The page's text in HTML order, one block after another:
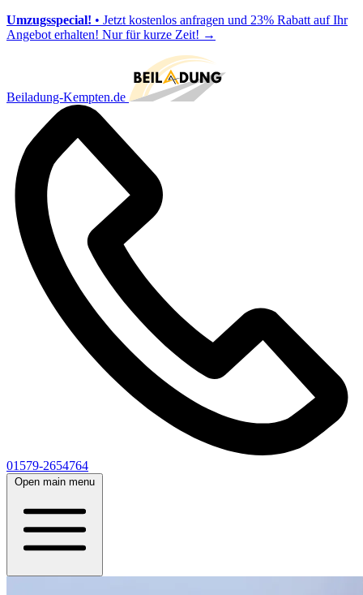
Umzugsspecial! • Jetzt kostenlos anfragen und 23% Rabatt auf Ihr
Angebot erhalten! Nur für kurze Zeit! →
Beiladung-Kempten.de
01579-2654764
Open main menu